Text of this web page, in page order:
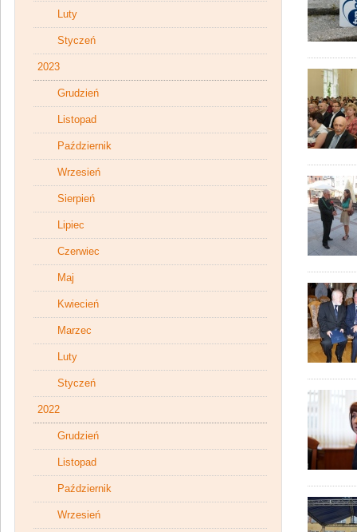
Luty
Styczeń
2023
Grudzień
Listopad
Październik
Wrzesień
Sierpień
Lipiec
Czerwiec
Maj
Kwiecień
Marzec
Luty
Styczeń
2022
Grudzień
Listopad
Październik
Wrzesień